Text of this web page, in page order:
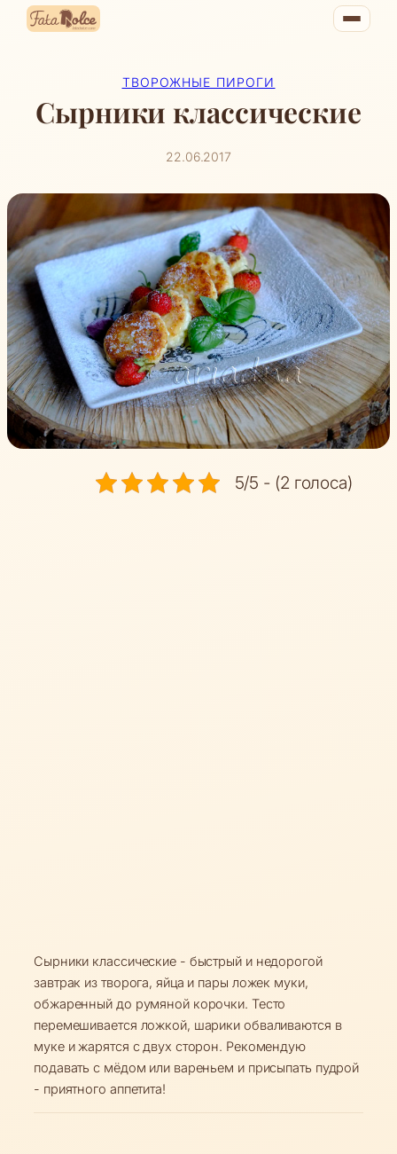
Перейти
ТВОРОЖНЫЕ ПИРОГИ
Сырники классические
22.06.2017
5/5 - (2 голоса)
Сырники классические - быстрый и недорогой
завтрак из творога, яйца и пары ложек муки,
обжаренный до румяной корочки. Тесто
перемешивается ложкой, шарики обваливаются в
муке и жарятся с двух сторон. Рекомендую
подавать с мёдом или вареньем и присыпать пудрой
- приятного аппетита!